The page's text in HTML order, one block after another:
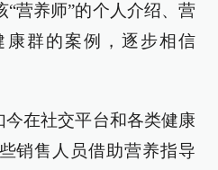
“营养师”的个人介绍、营
康群的案例，逐步相信
今在社交平台和各类健康
销售人员借助营养指导